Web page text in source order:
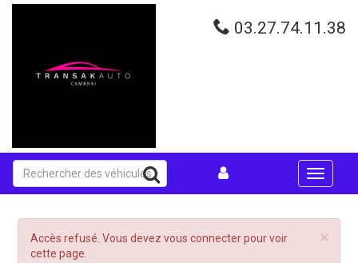
Aller
03.27.74.11.38
Toggle
×
Message
d'erreur
Accès refusé. Vous devez vous connecter pour voir
cette page.